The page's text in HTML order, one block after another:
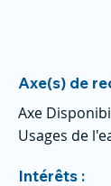
Axe(s) de
Axe
Usages de
Intérêts :